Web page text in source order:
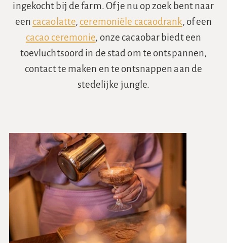
ingekocht bij de farm. Of je nu op zoek bent naar
een cacaolatte, ceremoniële cacaodrank, of een
cacao ceremonie, onze cacaobar biedt een
toevluchtsoord in de stad om te ontspannen,
contact te maken en te ontsnappen aan de
stedelijke jungle.